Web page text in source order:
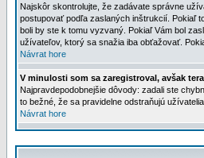
Najskôr skontrolujte, že zadávate správne
postupovať podľa zaslaných inštrukcií. Pokiaľ
boli by ste k tomu vyzvaný. Pokiaľ Vám bol
užívateľov, ktorý sa snažia iba obťažovať.
Návrat hore
V minulosti som sa zaregistroval, avšak
Najpravdepodobnejšie dôvody: zadali ste
to bežné, že sa pravidelne odstraňujú
Návrat hore